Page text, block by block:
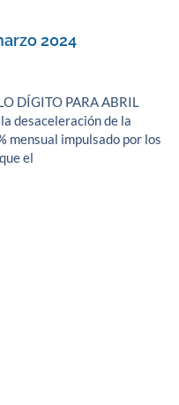
2024
DÍGITO PARA ABRIL
desaceleración de la
mensual impulsado por los
el